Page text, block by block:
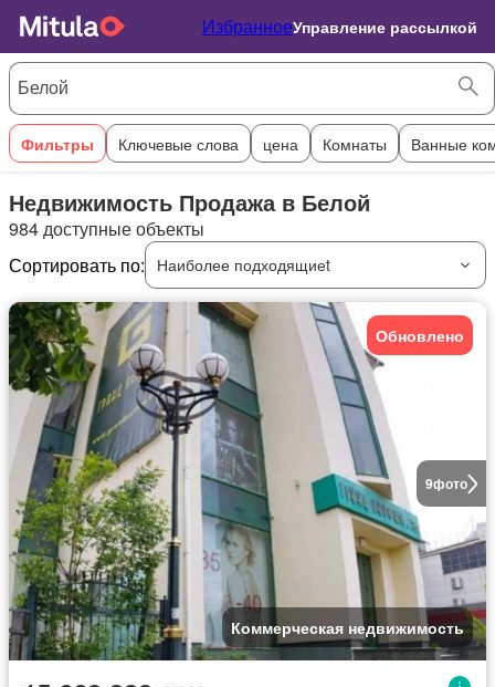
ИзбранноеУправление рассылкой
Фильтры Ключевые слова цена Комнаты Ванные
Недвижимость Продажа в Белой
984 доступные объекты
Сортировать по:
Наиболее подходящиеt
9фото
Обновлено
Коммерческая недвижимость